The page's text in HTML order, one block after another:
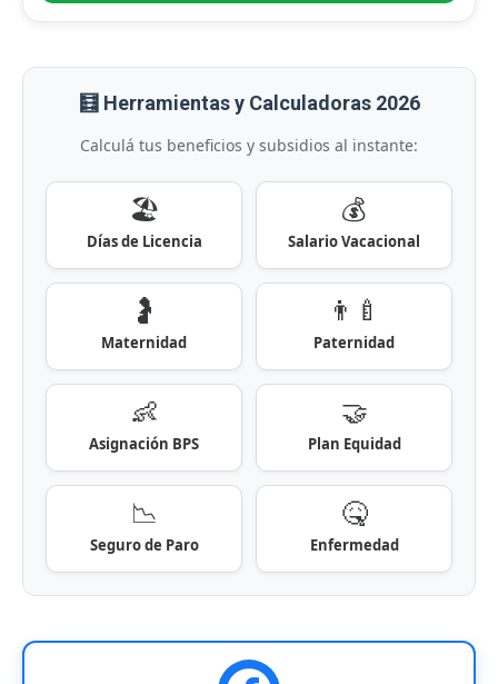
🧮 Herramientas y Calculadoras 2026
Calculá tus beneficios y subsidios al instante:
🏖️
Días de Licencia
💰
Salario Vacacional
🤰
Maternidad
👨‍🍼
Paternidad
👶
Asignación BPS
🤝
Plan Equidad
📉
Seguro de Paro
🤒
Enfermedad